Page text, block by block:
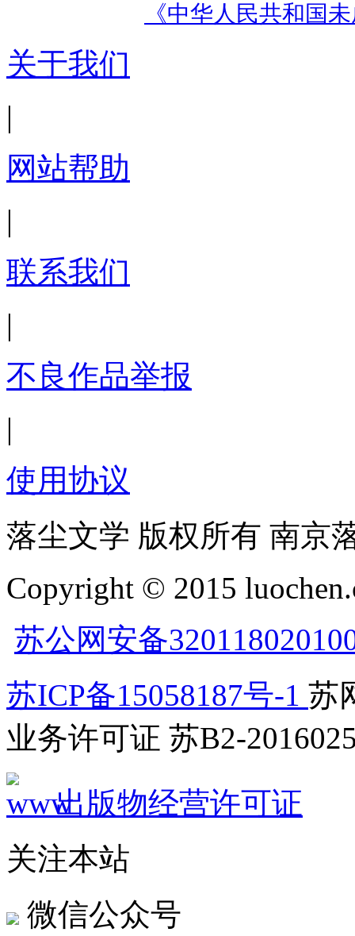
《中华人民共和国
关于我们
|
网站帮助
|
联系我们
|
不良作品举报
|
使用协议
落尘文学 版权所有 南京
Copyright © 2015
苏公网安备
苏ICP备15058187号-1 苏
业务许可证 苏B2-
出版物经营许可证
关注本站
微信公众号